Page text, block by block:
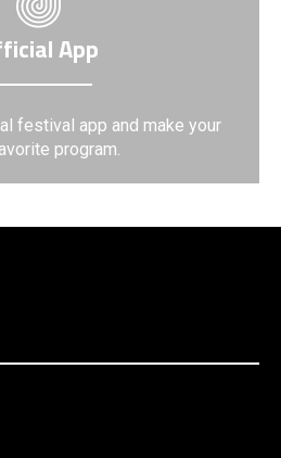
App
festival app and make your
program.